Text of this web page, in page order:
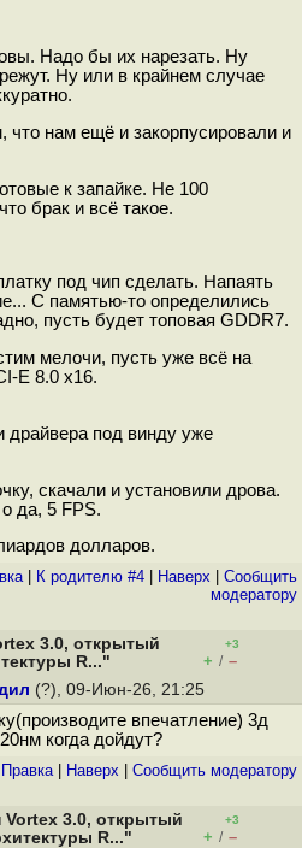
Надо бы их нарезать. Ну
Ну или в крайнем случае
нам ещё и закорпусировали и
к запайке. Не 100
брак и всё такое.
под чип сделать. Напаять
С памятью-то определились
пусть будет топовая GDDR7.
мелочи, пусть уже всё на
E 8.0 x16.
под винду уже
скачали и установили дрова.
да, 5 FPS.
долларов.
| К родителю #4 Наверх
Cообщить
модератору
3.0, открытый
R..."
+3
+ / –
(?), 09-Июн-26, 21:25
впечатление) 3д
когда дойдут?
Правка| Наверх Cообщить модератору
3.0, открытый
R..."
+3
+ / –